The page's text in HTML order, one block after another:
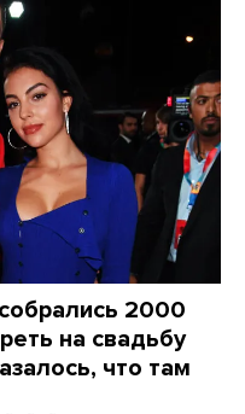
2000
на свадьбу
что там